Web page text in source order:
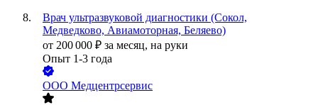
Врач ультразвуковой диагностики (Сокол,
Медведково, Авиамоторная, Беляево)
от 200 000 ₽ за месяц, на руки
Опыт 1-3 года
ООО Медцентрсервис